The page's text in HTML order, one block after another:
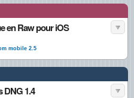
en Raw pour iOS
mobile 2.5
DNG 1.4